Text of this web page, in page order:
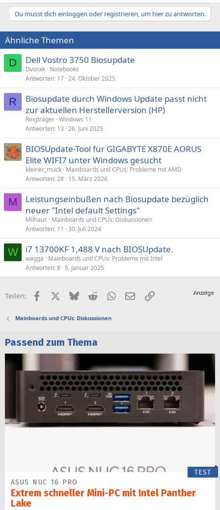
Du musst dich einloggen oder registrieren, um hier zu antworten.
Ähnliche Themen
D Dell Vostro 3750 Biosupdate
Dvorak Notebooks
Antworten 17 24. Oktober 2025
R
Biosupdate durch Windows Update passt nicht
zur aktuellen Herstellerversion (HP)
Ringträger Windows 11
Antworten 13 26. Juni 2025
BIOSUpdate-Tool für GIGABYTE X870E AORUS
Elite WIFI7 unter Windows gesucht
kleiner_muck Mainboards und CPUs: Probleme mit AMD
Antworten 28 15. März 2026
M
Leistungseinbußen nach Biosupdate bezüglich
neuer "Intel default Settings"
Milhaus
Mainboards und CPUs: Diskussionen
Antworten 11 30. Juli 2024
W i7 13700KF 1,488 V nach BIOSUpdate.
wagga
Mainboards und CPUs: Probleme mit Intel
Antworten 8 5. Januar 2025
Teilen: FacebookX (Twitter)
BlueskyRedditWhatsApp
E-MailLink
Mainboards und CPUs: Diskussionen
Passend zum Thema
TEST
ASUS NUC 16 PRO
Extrem schneller Mini-PC mit Intel Panther
Lake